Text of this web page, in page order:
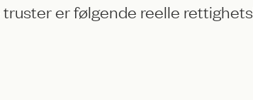
er følgende reelle